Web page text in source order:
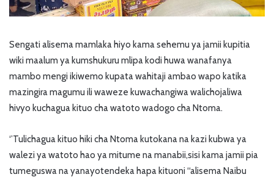
Sengati alisema mamlaka hiyo kama sehemu ya jamii kupitia
wiki maalum ya kumshukuru mlipa kodi huwa wanafanya
mambo mengi ikiwemo kupata wahitaji ambao wapo katika
mazingira magumu ili waweze kuwachangiwa walichojaliwa
hivyo kuchagua kituo cha watoto wadogo cha Ntoma.
‘’Tulichagua kituo hiki cha Ntoma kutokana na kazi kubwa ya
walezi ya watoto hao ya mitume na manabii,sisi kama jamii pia
tumeguswa na yanayotendeka hapa kituoni “alisema Naibu